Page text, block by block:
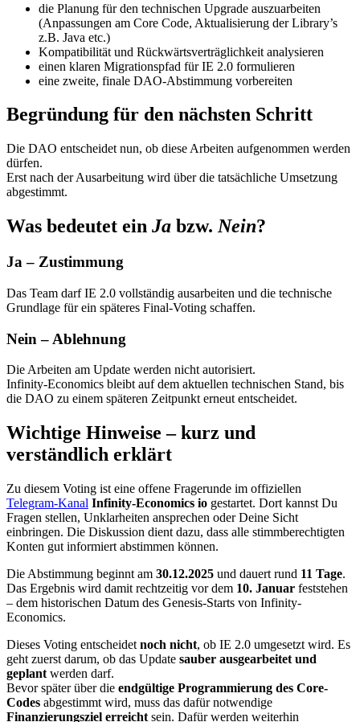
die Planung für den technischen Upgrade auszuarbeiten
(Anpassungen am Core Code, Aktualisierung der Library’s
z.B. Java etc.)
Kompatibilität und Rückwärtsverträglichkeit analysieren
einen klaren Migrationspfad für IE 2.0 formulieren
eine zweite, finale DAO-Abstimmung vorbereiten
Begründung für den nächsten Schritt
Die DAO entscheidet nun, ob diese Arbeiten aufgenommen werden
dürfen.
Erst nach der Ausarbeitung wird über die tatsächliche Umsetzung
abgestimmt.
Was bedeutet ein Ja bzw.Nein?
Ja – Zustimmung
Das Team darf IE 2.0 vollständig ausarbeiten und die technische
Grundlage für ein späteres Final-Voting schaffen.
Nein – Ablehnung
Die Arbeiten am Update werden nicht autorisiert.
Infinity-Economics bleibt auf dem aktuellen technischen Stand, bis
die DAO zu einem späteren Zeitpunkt erneut entscheidet.
Wichtige Hinweise – kurz und
verständlich erklärt
Zu diesem Voting ist eine offene Fragerunde im offiziellen
Telegram-Kanal Infinity-Economics io gestartet. Dort kannst Du
Fragen stellen, Unklarheiten ansprechen oder Deine Sicht
einbringen. Die Diskussion dient dazu, dass alle stimmberechtigten
Konten gut informiert abstimmen können.
Die Abstimmung beginnt am 30.12.2025 und dauert rund 11 Tage.
Das Ergebnis wird damit rechtzeitig vor dem 10. Januar feststehen
– dem historischen Datum des Genesis-Starts von Infinity-
Economics.
Dieses Voting entscheidet noch nicht, ob IE 2.0 umgesetzt wird. Es
geht zuerst darum, ob das Update sauber ausgearbeitet und
geplant werden darf.
Bevor später über die endgültige Programmierung des Core-
Codes abgestimmt wird, muss das dafür notwendige
Finanzierungsziel erreicht sein. Dafür werden weiterhin